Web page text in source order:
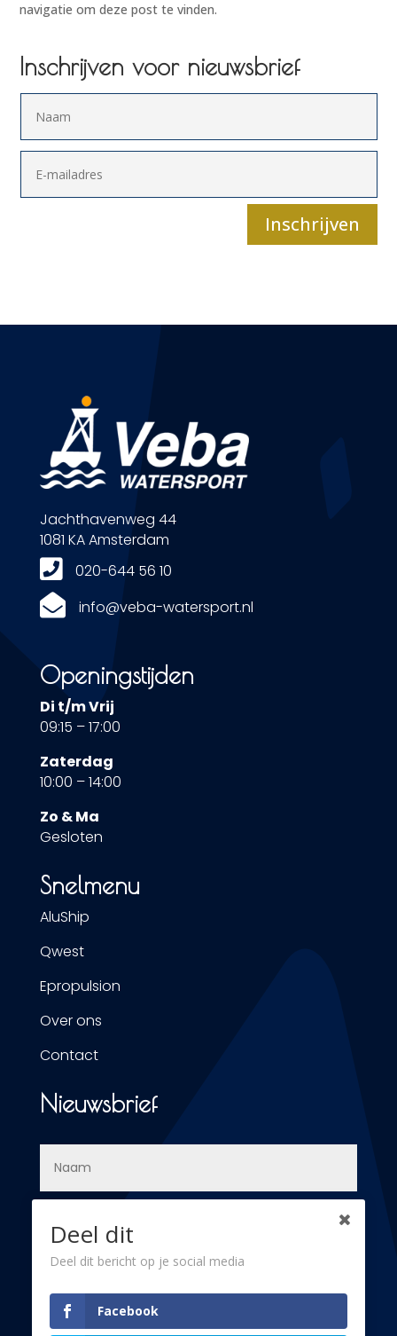
navigatie om deze post te vinden.
Inschrijven voor nieuwsbrief
Inschrijven
Jachthavenweg 44
1081 KA Amsterdam
 020-644 56 10
 info@veba-watersport.nl
Openingstijden
Di t/m Vrij
09:15 – 17:00
Zaterdag
10:00 – 14:00
Zo & Ma
Gesloten
Snelmenu
AluShip
Qwest
Epropulsion
Over ons
Contact
Nieuwsbrief
Deel dit
Deel dit bericht op je social media
Facebook